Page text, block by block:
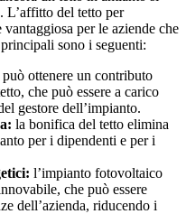
L’affitto del tetto per
per le aziende che
sono i seguenti:
può ottenere un contributo
che può essere a carico
gestore dell’impianto.
la bonifica del tetto elimina
per i dipendenti e per i
l’impianto fotovoltaico
che può essere
dell’azienda, riducendo i